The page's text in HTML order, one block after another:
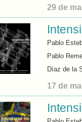
29 de
Pablo
Pablo
Díaz de la
17 de